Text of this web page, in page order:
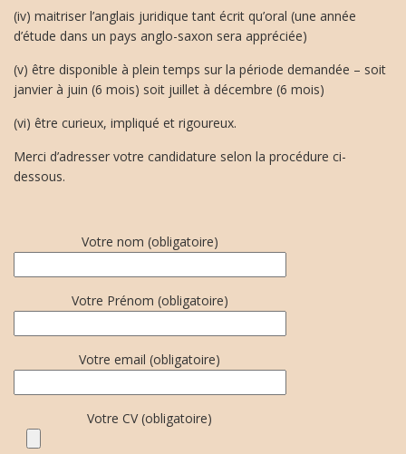
(iv) maitriser l’anglais juridique tant écrit qu’oral (une année
d’étude dans un pays anglo-saxon sera appréciée)
(v) être disponible à plein temps sur la période demandée – soit
janvier à juin (6 mois) soit juillet à décembre (6 mois)
(vi) être curieux, impliqué et rigoureux.
Merci d’adresser votre candidature selon la procédure ci-
dessous.
Votre nom (obligatoire)
Votre Prénom (obligatoire)
Votre email (obligatoire)
Votre CV (obligatoire)